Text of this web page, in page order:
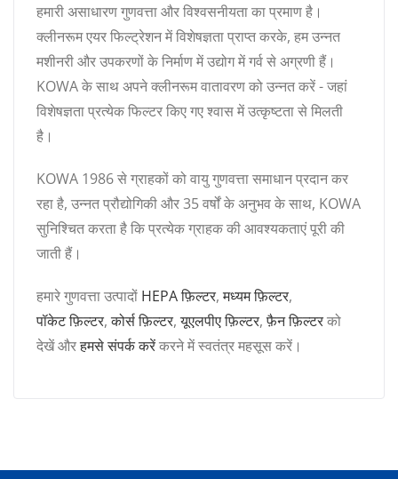
हमारी असाधारण गुणवत्ता और विश्वसनीयता का प्रमाण है।
क्लीनरूम एयर फिल्ट्रेशन में विशेषज्ञता प्राप्त करके, हम उन्नत
मशीनरी और उपकरणों के निर्माण में उद्योग में गर्व से अग्रणी हैं।
KOWA के साथ अपने क्लीनरूम वातावरण को उन्नत करें - जहां
विशेषज्ञता प्रत्येक फिल्टर किए गए श्वास में उत्कृष्टता से मिलती
है।
KOWA 1986 से ग्राहकों को वायु गुणवत्ता समाधान प्रदान कर
रहा है, उन्नत प्रौद्योगिकी और 35 वर्षों के अनुभव के साथ, KOWA
सुनिश्चित करता है कि प्रत्येक ग्राहक की आवश्यकताएं पूरी की
जाती हैं।
हमारे गुणवत्ता उत्पादों HEPA फ़िल्टर,मध्यम फ़िल्टर,
पॉकेट फ़िल्टर,कोर्स फ़िल्टर,यूएलपीए फ़िल्टर,फ़ैन फ़िल्टरको
देखें औरहमसे संपर्क करेंकरने में स्वतंत्र महसूस करें।